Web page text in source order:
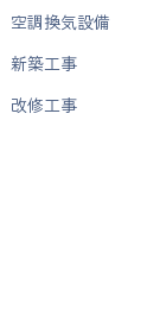
空調換気設備
新築工事
改修工事